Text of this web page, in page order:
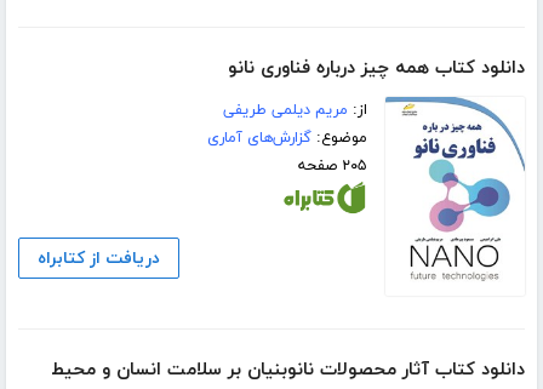
دانلود کتاب همه چیز درباره فناوری نانو
از: مریم دیلمی طریفی
موضوع:گزارش‌های آماری
۲۰۵ صفحه
دریافت از کتابراه
دانلود کتاب آثار محصولات نانوبنیان بر سلامت انسان و محیط